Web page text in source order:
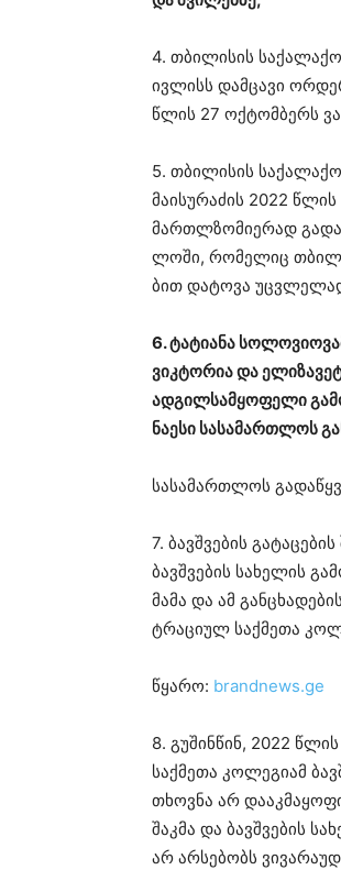
4. თბი­ლი­სის
ივ­ლისს დამ­ცა­ვი
წლის 27 ოქ­ტომ­ბერს
5. თბი­ლი­სის
მა­ი­სუ­რა­ძის 2022
მარ­თლზო­მი­ე­რად
ლო­ში, რო­მე­ლიც
ბით და­ტო­ვა
6. ტა­ტი­ა­ნა
ვი­კტო­რია და
ად­გილ­სამ­ყო­ფე­ლი
ნა­ე­სი სა­სა­მარ­თლოს
სა­სა­მარ­თლოს
7. ბავ­შვე­ბის
ბავ­შვე­ბის სა­ხე­ლის
მამა და ამ
ტრა­ცი­ულ საქ­მე­თა
წყარო: brandnews.ge
8. გუ­შინ­წინ, 2022
საქ­მე­თა კო­ლე­გი­ამ
თხოვ­ნა არ
შაკ­მა და ბავ­შვე­ბის
არ არ­სე­ბობს